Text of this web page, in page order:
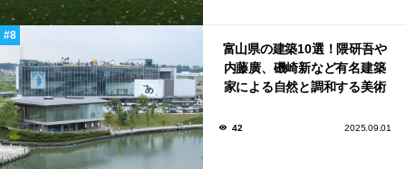
富山県の建築10選！隈研吾や
内藤廣、磯崎新など有名建築
家による自然と調和する美術
42 2025.09.01